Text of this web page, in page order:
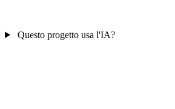
Questo progetto usa l'IA?